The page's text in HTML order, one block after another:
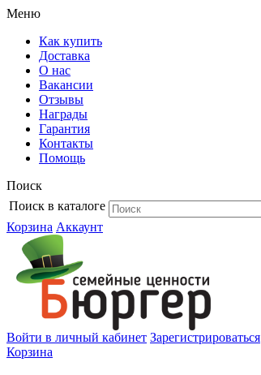
Меню
Как купить
Доставка
О нас
Вакансии
Отзывы
Награды
Гарантия
Контакты
Помощь
Поиск
Поиск в каталоге
Корзина Аккаунт
Войти в личный кабинет Зарегистрироваться
Корзина